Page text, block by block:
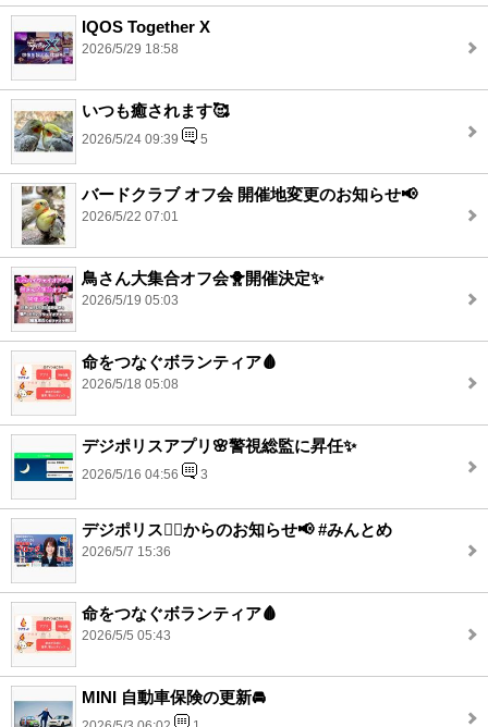
IQOS Together X
2026/5/29 18:58
いつも癒されます🥰
2026/5/24 09:39 5
バードクラブ オフ会 開催地変更のお知らせ📢
2026/5/22 07:01
鳥さん大集合オフ会🐥開催決定✨
2026/5/19 05:03
命をつなぐボランティア🩸
2026/5/18 05:08
デジポリスアプリ🌸警視総監に昇任✨
2026/5/16 04:56 3
デジポリス👮‍♂️からのお知らせ📢 #みんとめ
2026/5/7 15:36
命をつなぐボランティア🩸
2026/5/5 05:43
MINI 自動車保険の更新🚘